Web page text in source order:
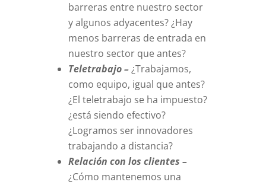
barreras entre nuestro sector
y algunos adyacentes? ¿Hay
menos barreras de entrada en
nuestro sector que antes?
Teletrabajo –¿Trabajamos,
como equipo, igual que antes?
¿El teletrabajo se ha impuesto?
¿está siendo efectivo?
¿Logramos ser innovadores
trabajando a distancia?
Relación con los clientes –
¿Cómo mantenemos una